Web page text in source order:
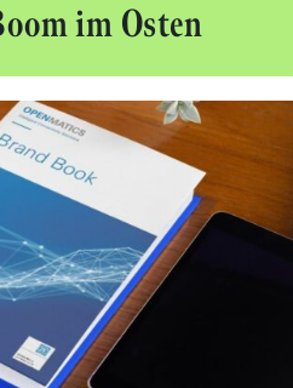
im Osten